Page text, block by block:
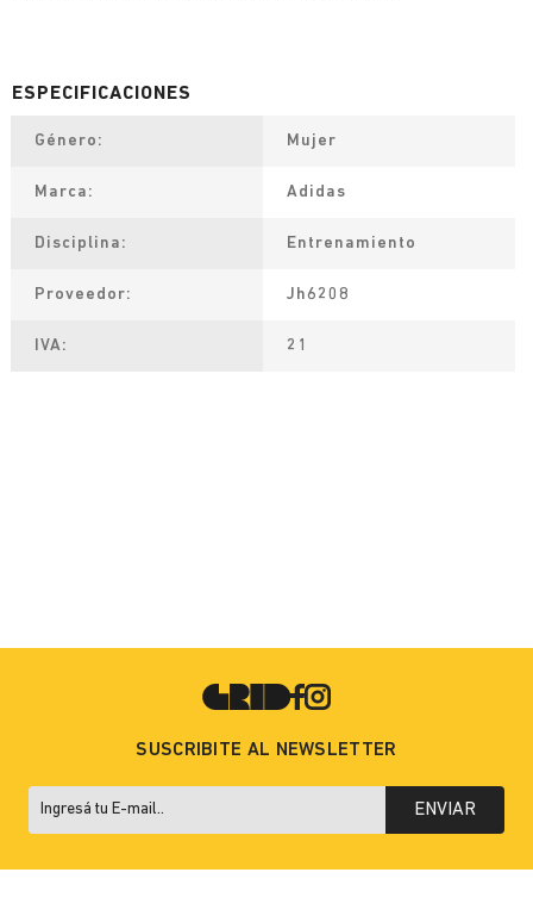
Género Mujer
Marca Adidas
Disciplina Entrenamiento
Proveedor Jh6208
IVA 21
SUSCRIBITE AL NEWSLETTER
ENVIAR